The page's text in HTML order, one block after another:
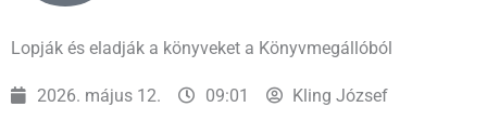
Lopják és eladják a könyveket a Könyvmegállóból
2026. május 12. 09:01 Kling József